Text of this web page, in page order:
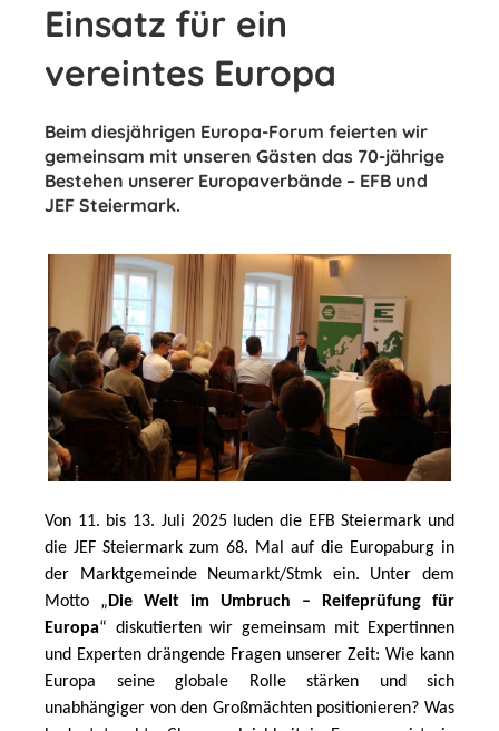
Einsatz für ein
vereintes Europa
Beim diesjährigen Europa-Forum feierten wir
gemeinsam mit unseren Gästen das 70-jährige
Bestehen unserer Europaverbände – EFB und
JEF Steiermark.
Von 11. bis 13. Juli 2025 luden die EFB Steiermark und
die JEF Steiermark zum 68. Mal auf die Europaburg in
der Marktgemeinde Neumarkt/Stmk ein. Unter dem
Motto „ Die Welt im Umbruch – Reifeprüfung für
Europa“ diskutierten wir gemeinsam mit Expertinnen
und Experten drängende Fragen unserer Zeit: Wie kann
Europa seine globale Rolle stärken und sich
unabhängiger von den Großmächten positionieren? Was